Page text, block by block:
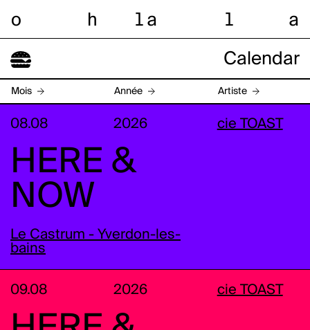
o h l a l a
Calendar
Mois Année Artiste
08.08 2026 cie TOAST
HERE &
NOW
Le Castrum - Yverdon-les-
bains
09.08 2026 cie TOAST